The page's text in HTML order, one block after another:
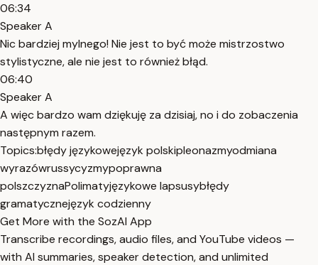
06:34
Speaker A
Nic bardziej mylnego! Nie jest to być może mistrzostwo
stylistyczne, ale nie jest to również błąd.
06:40
Speaker A
A więc bardzo wam dziękuję za dzisiaj, no i do zobaczenia
następnym razem.
Topics:błędy językowejęzyk polskipleonazmyodmiana
wyrazówrussycyzmypoprawna
polszczyznaPolimatyjęzykowe lapsusybłędy
gramatycznejęzyk codzienny
Get More with the SozAI App
Transcribe recordings, audio files, and YouTube videos —
with AI summaries, speaker detection, and unlimited